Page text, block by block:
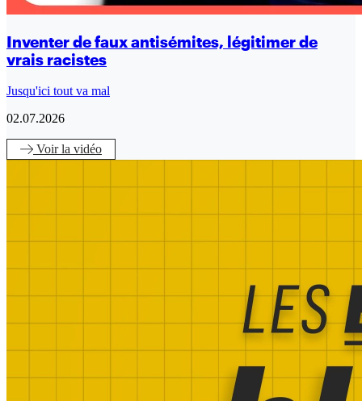
Inventer de faux antisémites, légitimer de
vrais racistes
Jusqu'ici tout va mal
02.07.2026
Voirla vidéo